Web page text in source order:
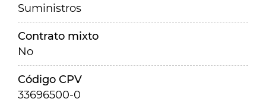
Suministros
Contrato mixto
No
Código CPV
33696500-0